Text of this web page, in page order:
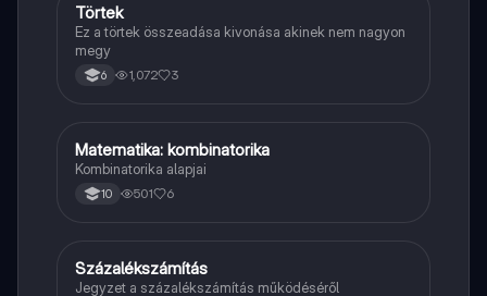
Matek
Törtek
Ez a törtek összeadása kivonása akinek nem nagyon
megy
6 1,072 3
Matek
Matematika: kombinatorika
Kombinatorika alapjai
10 501 6
Matek
Százalékszámítás
Jegyzet a százalékszámítás működéséről